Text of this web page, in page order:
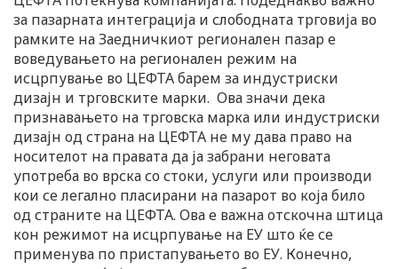
за пазарната интеграција и слободната трговија во
рамките на Заедничкиот регионален пазар е
воведувањето на регионален режим на
исцрпување во ЦЕФТА барем за индустриски
дизајн и трговските марки. Ова значи дека
признавањето на трговска марка или индустриски
дизајн од страна на ЦЕФТА не му дава право на
носителот на правата да ја забрани неговата
употреба во врска со стоки, услуги или производи
кои се легално пласирани на пазарот во која било
од страните на ЦЕФТА. Ова е важна отскочна штица
кон режимот на исцрпување на ЕУ што ќе се
применува по пристапувањето во ЕУ. Конечно,